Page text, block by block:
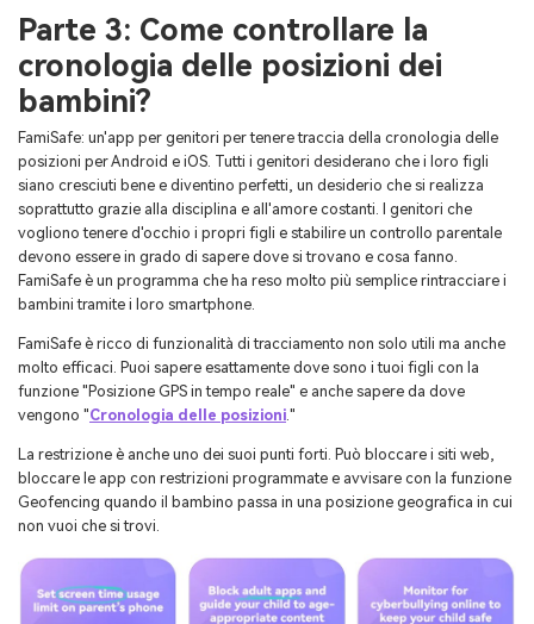
Parte 3: Come controllare la
cronologia delle posizioni dei
bambini?
FamiSafe: un'app per genitori per tenere traccia della cronologia delle
posizioni per Android e iOS. Tutti i genitori desiderano che i loro figli
siano cresciuti bene e diventino perfetti, un desiderio che si realizza
soprattutto grazie alla disciplina e all'amore costanti. I genitori che
vogliono tenere d'occhio i propri figli e stabilire un controllo parentale
devono essere in grado di sapere dove si trovano e cosa fanno.
FamiSafe è un programma che ha reso molto più semplice rintracciare i
bambini tramite i loro smartphone.
FamiSafe è ricco di funzionalità di tracciamento non solo utili ma anche
molto efficaci. Puoi sapere esattamente dove sono i tuoi figli con la
funzione "Posizione GPS in tempo reale" e anche sapere da dove
vengono "Cronologia delle posizioni ."
La restrizione è anche uno dei suoi punti forti. Può bloccare i siti web,
bloccare le app con restrizioni programmate e avvisare con la funzione
Geofencing quando il bambino passa in una posizione geografica in cui
non vuoi che si trovi.